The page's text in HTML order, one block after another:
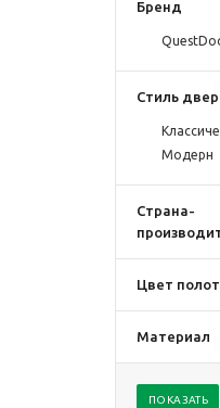
Бренд
Стиль
Модерн
Страна-
Цвет
Материал
ПОКАЗАТЬ